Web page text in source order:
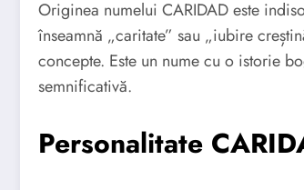
Originea numelui CARIDAD este
înseamnă „caritate” sau „iubire
concepte. Este un nume cu o istorie
semnificativă.
Personalitate